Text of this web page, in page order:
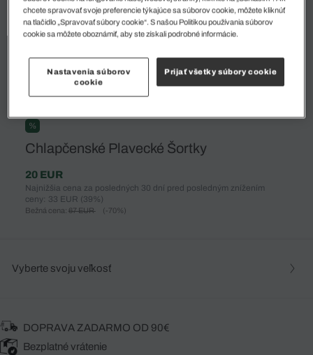
%
Chlapčenské Plavecké Šortky
20 EUR
Najnižšia cena za posledných 30 dní pred posledným znížením
ceny: 33 EUR (39%)
Bežná cena: 67 EUR (-70%)
Vyberte svoju veľkosť
DOPRAVA ZADARMO OD 90€
Bezplatné vrátenie
chcete spravovať svoje preferencie týkajúce sa súborov cookie, môžete kliknúť
na tlačidlo „Spravovať súbory cookie“. S našou Politikou používania súborov
cookie sa môžete oboznámiť, aby ste získali podrobné informácie.
Nastavenia súborov
cookie
Prijať všetky súbory cookie